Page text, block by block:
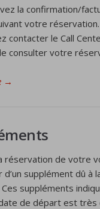
la confirmation/
votre
contacter le Call
consulter votre
→
réservation de votre
d’un supplément dû
suppléments
de départ est très